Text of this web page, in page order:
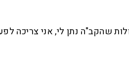
שהקב"ה נתן לי, אני צריכה